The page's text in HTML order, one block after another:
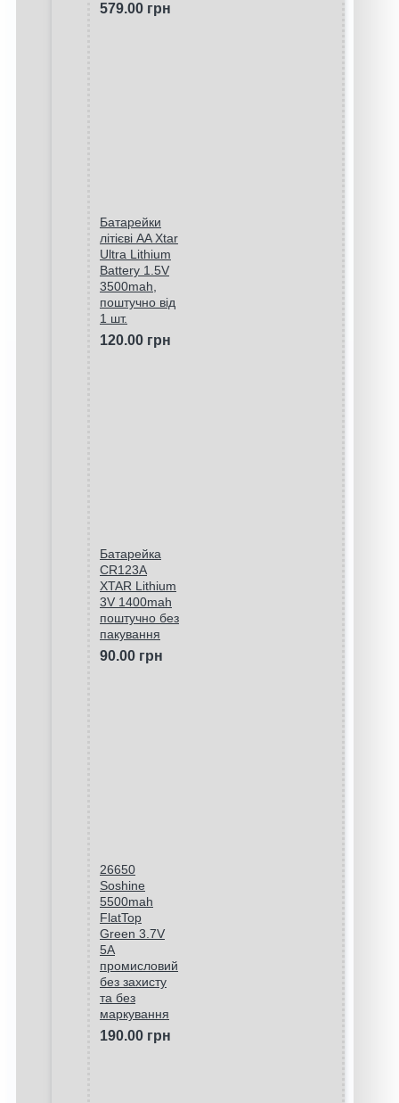
579.00 грн
Батарейки
літієві AA Xtar
Ultra Lithium
Battery 1.5V
3500mah,
поштучно від
1 шт.
120.00 грн
Батарейка
CR123A
XTAR Lithium
3V 1400mah
поштучно без
пакування
90.00 грн
26650
Soshine
5500mah
FlatTop
Green 3.7V
5A
промисловий
без захисту
та без
маркування
190.00 грн